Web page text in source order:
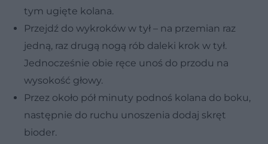
tym ugięte kolana.
Przejdź do wykroków w tył – na przemian raz
jedną, raz drugą nogą rób daleki krok w tył.
Jednocześnie obie ręce unoś do przodu na
wysokość głowy.
Przez około pół minuty podnoś kolana do boku,
następnie do ruchu unoszenia dodaj skręt
bioder.